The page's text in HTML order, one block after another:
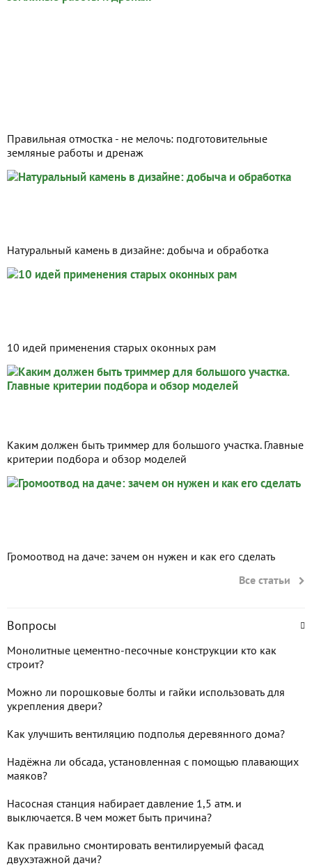
Правильная отмостка - не мелочь: подготовительные
земляные работы и дренаж
Натуральный камень в дизайне: добыча и обработка
10 идей применения старых оконных рам
Каким должен быть триммер для большого участка. Главные
критерии подбора и обзор моделей
Громоотвод на даче: зачем он нужен и как его сделать
Все статьи
Вопросы
Монолитные цементно-песочные конструкции кто как
строит?
Можно ли порошковые болты и гайки использовать для
укрепления двери?
Как улучшить вентиляцию подполья деревянного дома?
Надёжна ли обсада, установленная с помощью плавающих
маяков?
Насосная станция набирает давление 1,5 атм. и
выключается. В чем может быть причина?
Как правильно смонтировать вентилируемый фасад
двухэтажной дачи?